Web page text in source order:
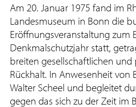
Am 20. Januar 1975 fand im
Landesmuseum in Bonn die
Eröffnungsveranstaltung zum
Denkmalschutzjahr statt,
breiten gesellschaftlichen und
Rückhalt. In Anwesenheit von
Walter Scheel und begleitet
gegen das sich zu der Zeit im